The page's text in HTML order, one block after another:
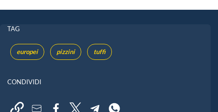
TAG
europei pizzini tuffi
CONDIVIDI